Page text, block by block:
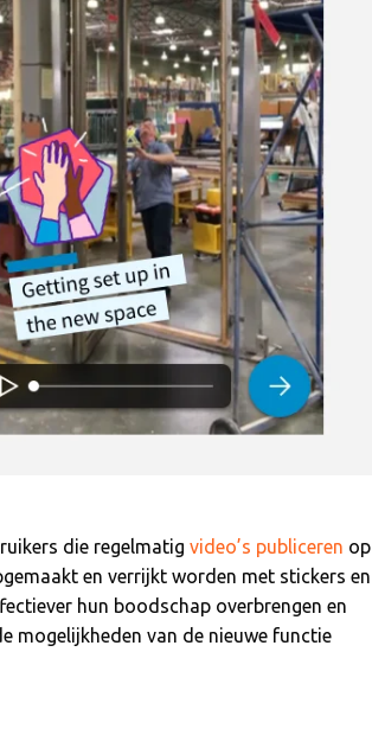
die regelmatig video’s publiceren op
en verrijkt worden met stickers en
hun boodschap overbrengen en
mogelijkheden van de nieuwe functie